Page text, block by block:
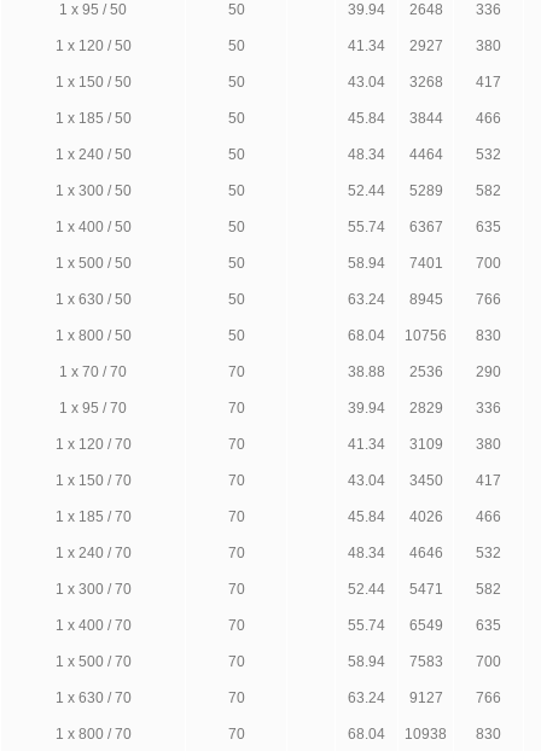
1 х 95 / 50 50 39.94 2648 336
1 х 120 / 50 50 41.34 2927 380
1 х 150 / 50 50 43.04 3268 417
1 х 185 / 50 50 45.84 3844 466
1 х 240 / 50 50 48.34 4464 532
1 х 300 / 50 50 52.44 5289 582
1 х 400 / 50 50 55.74 6367 635
1 х 500 / 50 50 58.94 7401 700
1 х 630 / 50 50 63.24 8945 766
1 х 800 / 50 50 68.04 10756 830
1 х 70 / 70 70 38.88 2536 290
1 х 95 / 70 70 39.94 2829 336
1 х 120 / 70 70 41.34 3109 380
1 х 150 / 70 70 43.04 3450 417
1 х 185 / 70 70 45.84 4026 466
1 х 240 / 70 70 48.34 4646 532
1 х 300 / 70 70 52.44 5471 582
1 х 400 / 70 70 55.74 6549 635
1 х 500 / 70 70 58.94 7583 700
1 х 630 / 70 70 63.24 9127 766
1 х 800 / 70 70 68.04 10938 830